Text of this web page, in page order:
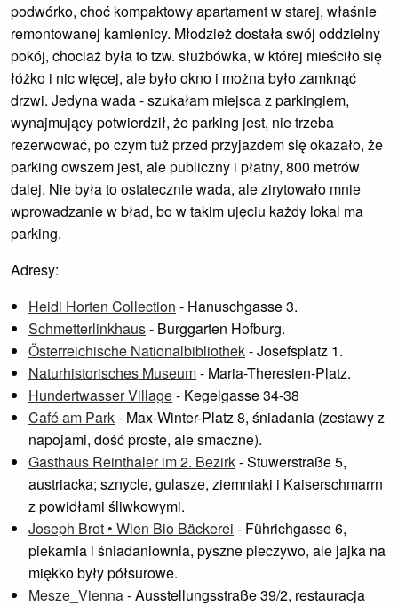
podwórko, choć kompaktowy apartament w starej, właśnie
remontowanej kamienicy. Młodzież dostała swój oddzielny
pokój, chociaż była to tzw. służbówka, w której mieściło się
łóżko i nic więcej, ale było okno i można było zamknąć
drzwi. Jedyna wada - szukałam miejsca z parkingiem,
wynajmujący potwierdził, że parking jest, nie trzeba
rezerwować, po czym tuż przed przyjazdem się okazało, że
parking owszem jest, ale publiczny i płatny, 800 metrów
dalej. Nie była to ostatecznie wada, ale zirytowało mnie
wprowadzanie w błąd, bo w takim ujęciu każdy lokal ma
parking.
Adresy:
Heidi Horten Collection - Hanuschgasse 3.
Schmetterlinkhaus- Burggarten Hofburg.
Österreichische Nationalbibliothek- Josefsplatz 1.
Naturhistorisches Museum- Maria-Theresien-Platz.
Hundertwasser Village- Kegelgasse 34-38
Café am Park- Max-Winter-Platz 8, śniadania (zestawy z
napojami, dość proste, ale smaczne).
Gasthaus Reinthaler im 2. Bezirk- Stuwerstraße 5,
austriacka; sznycle, gulasze, ziemniaki i Kaiserschmarrn
z powidłami śliwkowymi.
Joseph Brot • Wien Bio Bäckerei - Führichgasse 6,
piekarnia i śniadaniownia, pyszne pieczywo, ale jajka na
miękko były półsurowe.
Mesze_Vienna- Ausstellungsstraße 39/2, restauracja